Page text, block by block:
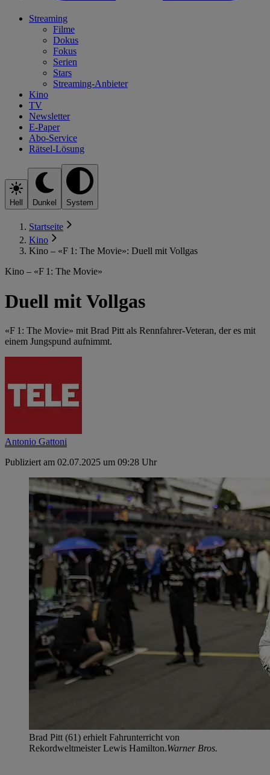
Streaming
Filme
Dokus
Fokus
Serien
Stars
Streaming-Anbieter
Kino
TV
Newsletter
E-Paper
Abo-Service
Rätsel-Lösung
Hell Dunkel System
Startseite
Kino
Kino – «F 1: The Movie»: Duell mit Vollgas
Kino – «F 1: The Movie»
Duell mit Vollgas
«F 1: The Movie» mit Brad Pitt als Rennfahrer-Veteran, der es mit
einem Jungspund aufnimmt.
Antonio Gattoni
Publiziert am 02.07.2025 um 09:28 Uhr
Brad Pitt (61) erhielt Fahrunterricht von
Rekordweltmeister Lewis Hamilton.Warner Bros.